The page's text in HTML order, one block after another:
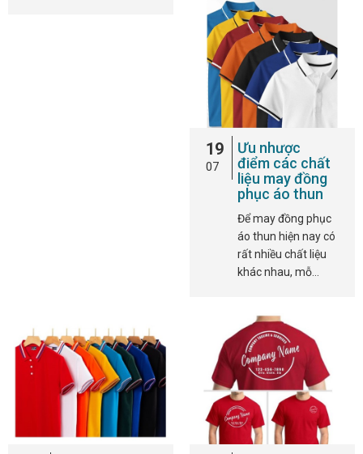
19
07
Ưu nhược
điểm các chất
liệu may đồng
phục áo thun
Để may đồng phục
áo thun hiện nay có
rất nhiều chất liệu
khác nhau, mỗ…